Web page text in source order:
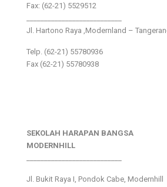
Fax: (62-21) 5529512
Jl. Hartono Raya ,Modernland –
Telp. (62-21) 55780936
Fax (62-21) 55780938
SEKOLAH HARAPAN BANGSA
MODERNHILL
Jl. Bukit Raya I, Pondok Cabe,